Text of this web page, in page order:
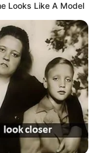
Looks Like A Model